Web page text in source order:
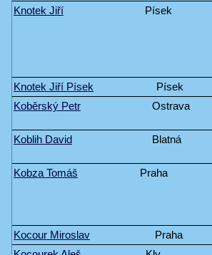
Knotek Jiří Písek
Knotek Jiří Písek
Písek
Koběrský Petr
Ostrava
Koblih David Blatná
Kobza Tomáš Praha
Kocour Miroslav Praha